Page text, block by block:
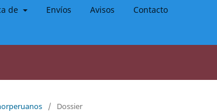
de Envíos Avisos Contacto
/ Dossier